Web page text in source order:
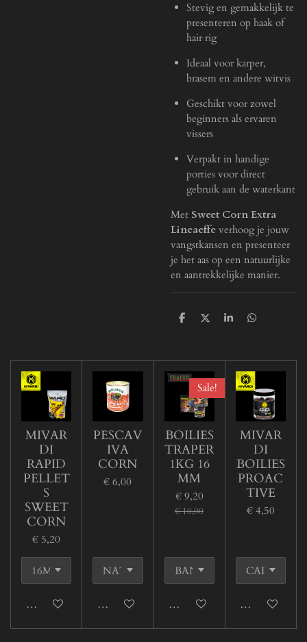
Stevig en gemakkelijk te
presenteren op haak of
hair rig
Ideaal voor karper,
brasem en andere witvis
Geschikt voor zowel
beginners als ervaren
vissers
Verpakt in handige
porties voor direct
gebruik aan de waterkant
Met Sweet Corn Extra
Lineaeffe verhoog je jouw
vangstkansen en presenteer
je het aas op een natuurlijke
en aantrekkelijke manier.
D
n
D
S
e
D
n
MIVAR
DI
RAPID
PELLET
S
SWEET
CORN
€ 5,20
In winkelwagen
PESCAV
IVA
CORN
€ 6,00
In winkelwagen
Sale!
BOILIES
TRAPER
1KG 16
MM
€ 9,20
€ 10,00
In winkelwagen
MIVAR
DI
BOILIES
PROAC
TIVE
€ 4,50
In